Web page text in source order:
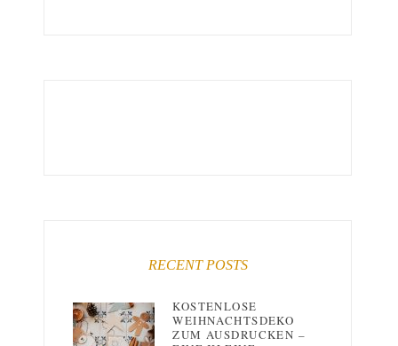
RECENT POSTS
KOSTENLOSE
WEIHNACHTSDEKO
ZUM AUSDRUCKEN –